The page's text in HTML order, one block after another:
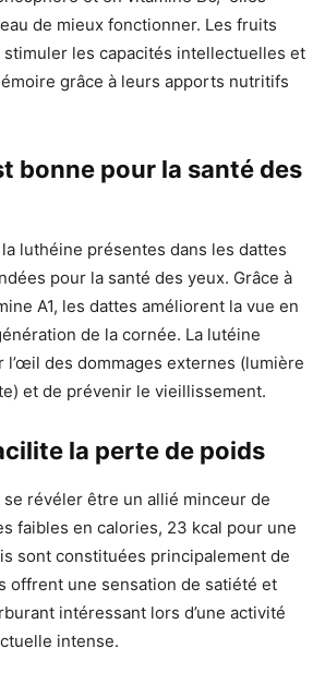
de mieux fonctionner. Les fruits
stimuler les capacités intellectuelles et
grâce à leurs apports nutritifs
bonne pour la santé des
luthéine présentes dans les dattes
pour la santé des yeux. Grâce à
A1, les dattes améliorent la vue en
de la cornée. La lutéine
l’œil des dommages externes (lumière
et de prévenir le vieillissement.
la perte de poids
révéler être un allié minceur de
faibles en calories, 23 kcal pour une
sont constituées principalement de
offrent une sensation de satiété et
intéressant lors d’une activité
intense.